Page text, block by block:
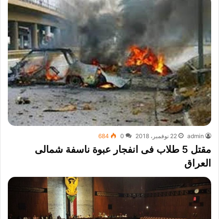
admin 22 نوفمبر، 2018 0
684
مقتل 5 طلاب فى انفجار عبوة ناسفة شمالى
العراق